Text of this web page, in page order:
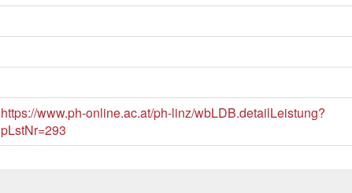
https://www.ph-online.ac.at/ph-linz/wbLDB.detailLeistung?
pLstNr=293